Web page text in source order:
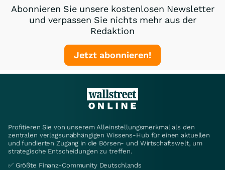
Abonnieren Sie unsere kostenlosen Newsletter
und verpassen Sie nichts mehr aus der
Redaktion
Jetzt abonnieren!
Profitieren Sie von unserem Alleinstellungsmerkmal als den
zentralen verlagsunabhängigen Wissens-Hub für einen aktuellen
und fundierten Zugang in die Börsen- und Wirtschaftswelt, um
strategische Entscheidungen zu treffen.
✅ Größte Finanz-Community Deutschlands